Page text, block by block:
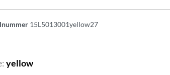
15L5013001yellow27
yellow